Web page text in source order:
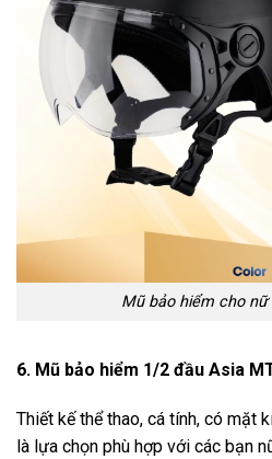
Mũ bảo hiểm cho nữ
6. Mũ bảo hiểm 1/2 đầu Asia
Thiết kế thể thao, cá tính, có mặt
là lựa chọn phù hợp với các bạn